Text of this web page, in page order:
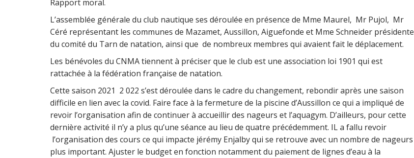
Rapport moral.
L’assemblée générale du club nautique ses déroulée en présence de Mme Maurel, Mr Pujol, Mr
Céré représentant les communes de Mazamet, Aussillon, Aiguefonde et Mme Schneider présidente
du comité du Tarn de natation, ainsi que de nombreux membres qui avaient fait le déplacement.
Les bénévoles du CNMA tiennent à préciser que le club est une association loi 1901 qui est
rattachée à la fédération française de natation.
Cette saison 2021 2 022 s’est déroulée dans le cadre du changement, rebondir après une saison
difficile en lien avec la covid. Faire face à la fermeture de la piscine d’Aussillon ce qui a impliqué de
revoir l’organisation afin de continuer à accueillir des nageurs et l’aquagym. D’ailleurs, pour cette
dernière activité il n’y a plus qu’une séance au lieu de quatre précédemment. IL a fallu revoir
l’organisation des cours ce qui impacte jérémy Enjalby qui se retrouve avec un nombre de nageurs
plus important. Ajuster le budget en fonction notamment du paiement de lignes d’eau à la